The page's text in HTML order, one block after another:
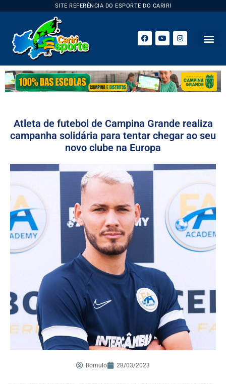
SITE REFERÊNCIA DO ESPORTE DO CARIRI
Atleta de futebol de Campina Grande realiza
campanha solidária para tentar chegar ao seu
novo clube na Europa
Romulo 28/03/2023